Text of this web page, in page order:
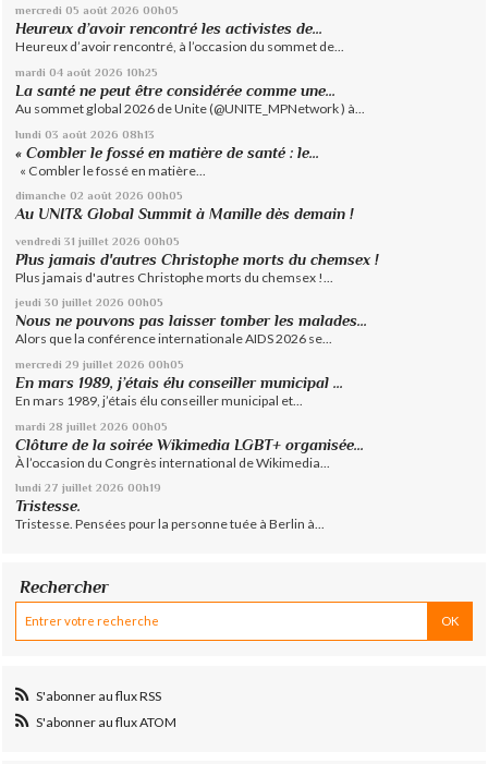
mercredi 05 août 2026 00h05
Heureux d’avoir rencontré les activistes de...
Heureux d’avoir rencontré, à l’occasion du sommet de...
mardi 04 août 2026 10h25
La santé ne peut être considérée comme une...
Au sommet global 2026 de Unite (@UNITE_MPNetwork ) à...
lundi 03 août 2026 08h13
« Combler le fossé en matière de santé : le...
« Combler le fossé en matière...
dimanche 02 août 2026 00h05
Au UNIT& Global Summit à Manille dès demain !
vendredi 31 juillet 2026 00h05
Plus jamais d'autres Christophe morts du chemsex !
Plus jamais d'autres Christophe morts du chemsex !...
jeudi 30 juillet 2026 00h05
Nous ne pouvons pas laisser tomber les malades...
Alors que la conférence internationale AIDS 2026 se...
mercredi 29 juillet 2026 00h05
En mars 1989, j’étais élu conseiller municipal ...
En mars 1989, j’étais élu conseiller municipal et...
mardi 28 juillet 2026 00h05
Clôture de la soirée Wikimedia LGBT+ organisée...
À l’occasion du Congrès international de Wikimedia...
lundi 27 juillet 2026 00h19
Tristesse.
Tristesse. Pensées pour la personne tuée à Berlin à...
Rechercher
S'abonner au flux RSS
S'abonner au flux ATOM